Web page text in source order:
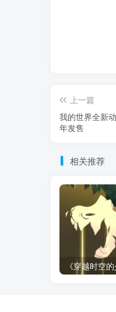
上一篇
我的世界全新
年发售
相关推荐